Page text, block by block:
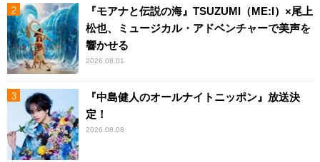
『モアナと伝説の海』TSUZUMI（ME:I）×尾上
松也、ミュージカル・アドベンチャーで美声を
響かせる
2026.08.01
『中島健人のオールナイトニッポン』放送決
定！
2026.08.08